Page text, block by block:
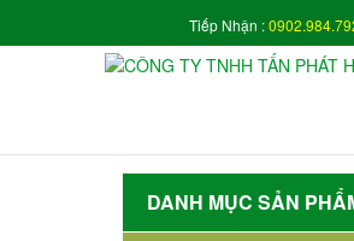
Tiếp Nhận :
DANH MỤC SẢN